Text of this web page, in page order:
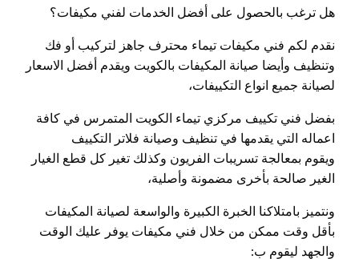
هل ترغب بالحصول على أفضل الخدمات لفني مكيفات؟
نقدم لكم فني مكيفات تيماء محترف جاهز لتركيب أو فك
وتنظيف وأيضا صيانة المكيفات بالكويت ويقدم أفضل الاسعار
لصيانة جميع انواع التكييفات،
بفضل فني تكييف مركزي تيماء الكويت المتمرس في كافة
اعماله التي يقدمها في تنظيف وصيانة فلاتر التكييف
ويقوم بمعالجة تسريبات الفريون وكذلك تغير كل قطع الغيار
الغير صالحة بأخرى مضمونة وأصلية،
ونتميز بامتلاكنا الخبرة الكبيرة والواسعة لصيانة المكيفات
بأقل وقت ممكن من خلال فني مكيفات يوفر عليك الوقت
والجهد ليقوم ب: